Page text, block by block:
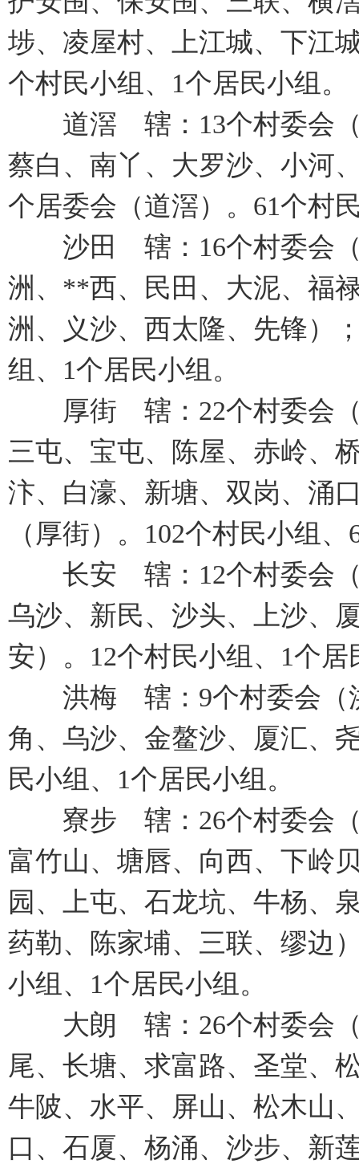
埗、凌屋村、上江城、下江
个村民小组、1个居民小组。
道滘 辖：13个村委会（
蔡白、南丫、大罗沙、小河
个居委会（道滘）。61个村
沙田 辖：16个村委会（
洲、**西、民田、大泥、福
洲、义沙、西太隆、先锋）
组、1个居民小组。
厚街 辖：22个村委会（
三屯、宝屯、陈屋、赤岭、
汴、白濠、新塘、双岗、涌
（厚街）。102个村民小组
长安 辖：12个村委会（
乌沙、新民、沙头、上沙、
安）。12个村民小组、1个居
洪梅 辖：9个村委会（
角、乌沙、金鳌沙、厦汇、
民小组、1个居民小组。
寮步 辖：26个村委会（
富竹山、塘唇、向西、下岭
园、上屯、石龙坑、牛杨、
药勒、陈家埔、三联、缪边
小组、1个居民小组。
大朗 辖：26个村委会（
尾、长塘、求富路、圣堂、
牛陂、水平、屏山、松木山
口、石厦、杨涌、沙步、新